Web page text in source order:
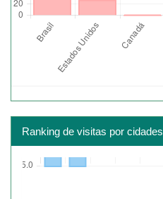
Ranking de visitas por cidades